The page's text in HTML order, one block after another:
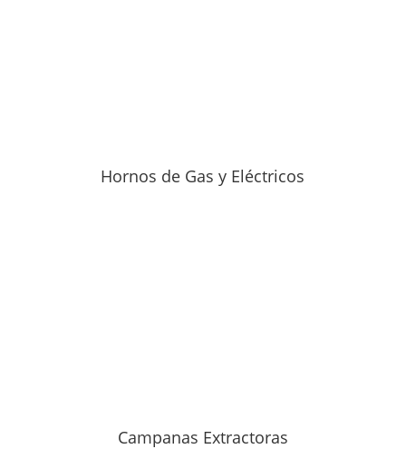
Hornos de Gas y Eléctricos
Campanas Extractoras